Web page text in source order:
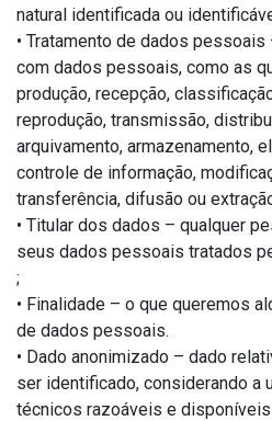
natural identificada ou
• Tratamento de dados
com dados pessoais, como as
produção, recepção,
reprodução, transmissão,
arquivamento, armazenamento,
controle de informação,
transferência, difusão ou
• Titular dos dados – qualquer
seus dados pessoais tratados
;
• Finalidade – o que queremos
de dados pessoais.
• Dado anonimizado – dado
ser identificado, considerando a
técnicos razoáveis e